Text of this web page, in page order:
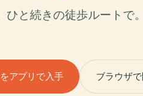
ひと続きの徒歩ルートで
アプリで入手 ブラウザで